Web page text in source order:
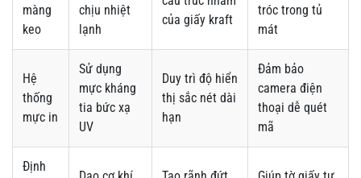
màng
keo
chịu nhiệt
lạnh
của giấy kraft
tróc trong tủ
mát
Hệ
thống
mực in
Sử dụng
mực kháng
tia bức xạ
UV
Duy trì độ hiển
thị sắc nét dài
hạn
Đảm bảo
camera điện
thoại dễ quét
mã
Định